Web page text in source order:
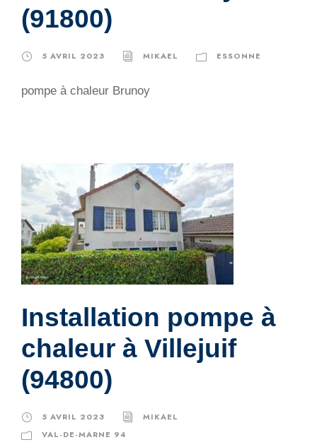
(91800)
5 AVRIL 2023 MIKAEL ESSONNE
pompe à chaleur Brunoy
Installation pompe à
chaleur à Villejuif
(94800)
5 AVRIL 2023
MIKAEL
VAL-DE-MARNE 94